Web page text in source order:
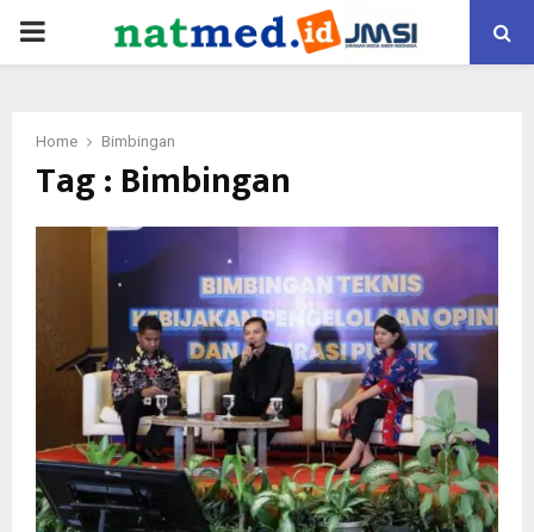
PRIMARY
Home Bimbingan
Tag : Bimbingan